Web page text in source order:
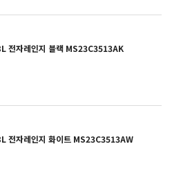
전자레인지 블랙 MS23C3513AK
전자레인지 화이트 MS23C3513AW